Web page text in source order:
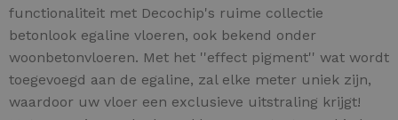
functionaliteit met Decochip's ruime collectie
betonlook egaline vloeren, ook bekend onder
woonbetonvloeren. Met het ''effect pigment'' wat wordt
toegevoegd aan de egaline, zal elke meter uniek zijn,
waardoor uw vloer een exclusieve uitstraling krijgt!